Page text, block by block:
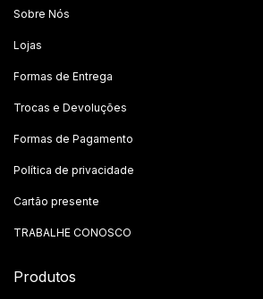
Sobre Nós
Lojas
Formas de Entrega
Trocas e Devoluções
Formas de Pagamento
Política de privacidade
Cartão presente
TRABALHE CONOSCO
Produtos